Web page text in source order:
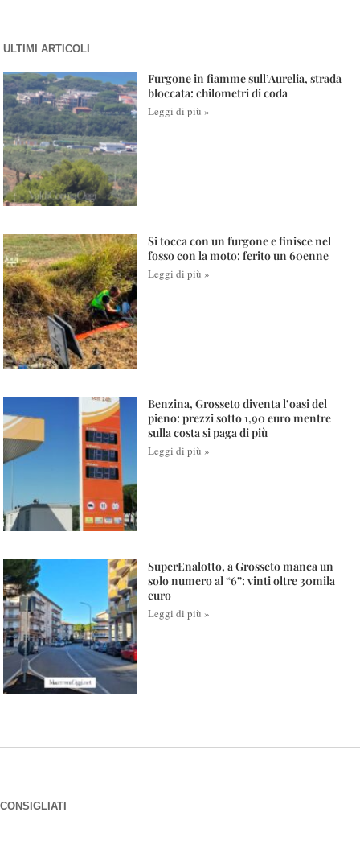
ULTIMI ARTICOLI
Furgone in fiamme sull’Aurelia, strada
bloccata: chilometri di coda
Leggi di più »
Si tocca con un furgone e finisce nel
fosso con la moto: ferito un 60enne
Leggi di più »
Benzina, Grosseto diventa l’oasi del
pieno: prezzi sotto 1,90 euro mentre
sulla costa si paga di più
Leggi di più »
SuperEnalotto, a Grosseto manca un
solo numero al “6”: vinti oltre 30mila
euro
Leggi di più »
CONSIGLIATI